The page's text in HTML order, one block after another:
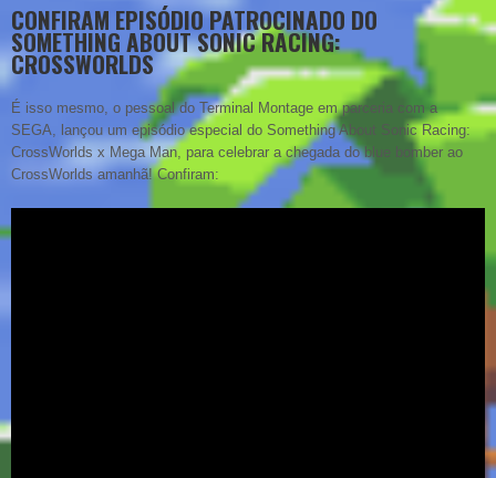
CONFIRAM EPISÓDIO PATROCINADO DO
SOMETHING ABOUT SONIC RACING:
CROSSWORLDS
É isso mesmo, o pessoal do Terminal Montage em parceria com a
SEGA, lançou um episódio especial do Something About Sonic Racing:
CrossWorlds x Mega Man, para celebrar a chegada do blue bomber ao
CrossWorlds amanhã! Confiram: